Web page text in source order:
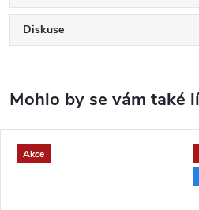
Diskuse
Akce